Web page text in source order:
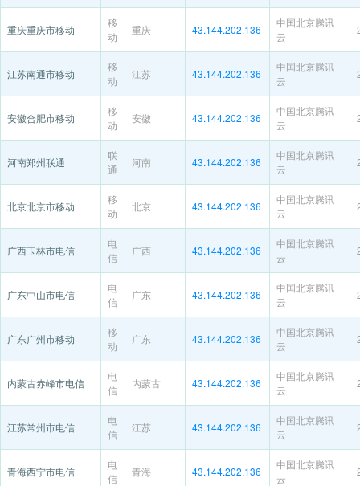
重庆重庆市移动
移
动
重庆 43.144.202.136
中国北京腾讯
云
江苏南通市移动
移
动
江苏 43.144.202.136
中国北京腾讯
云
安徽合肥市移动
移
动
安徽 43.144.202.136
中国北京腾讯
云
河南郑州联通
联
通
河南 43.144.202.136
中国北京腾讯
云
北京北京市移动
移
动
北京 43.144.202.136
中国北京腾讯
云
广西玉林市电信
电
信
广西 43.144.202.136
中国北京腾讯
云
广东中山市电信
电
信
广东 43.144.202.136
中国北京腾讯
云
广东广州市移动
移
动
广东 43.144.202.136
中国北京腾讯
云
内蒙古赤峰市电信
电
信
内蒙古 43.144.202.136
中国北京腾讯
云
江苏常州市电信
电
信
江苏 43.144.202.136
中国北京腾讯
云
青海西宁市电信
电
信
青海 43.144.202.136
中国北京腾讯
云